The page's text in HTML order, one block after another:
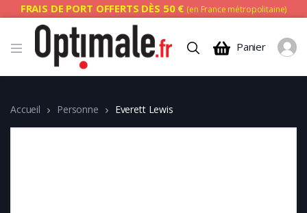
FRAIS DE PORT OFFERTS DÈS 50 € (en France métropolitaine)
Panier
Accueil Personne Everett Lewis